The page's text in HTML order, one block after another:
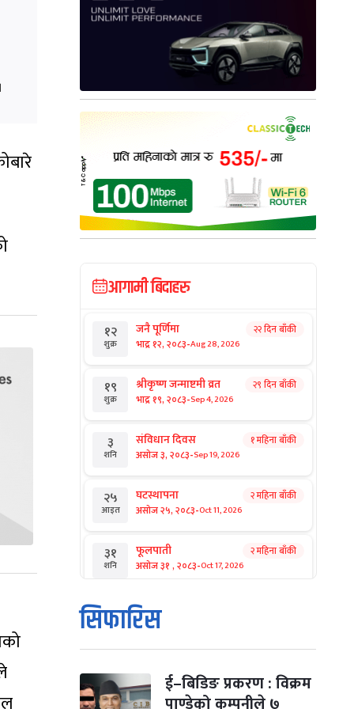
आगामी बिदाहरु
१२
शुक्र
जनै पूर्णिमा
भाद्र १२, २०८३-Aug 28, 2026
२२ दिन बाँकी
१९
शुक्र
श्रीकृष्ण जन्माष्टमी व्रत
भाद्र १९, २०८३-Sep 4, 2026
२९ दिन बाँकी
३
शनि
संविधान दिवस
असोज ३, २०८३-Sep 19, 2026
१ महिना बाँकी
२५
आइत
घटस्थापना
असोज २५, २०८३-Oct 11, 2026
२ महिना बाँकी
३१
शनि
फूलपाती
असोज ३१ , २०८३-Oct 17, 2026
२ महिना बाँकी
१
आइत
कार्तिक सङ्क्रान्ति
कार्तिक १, २०८३
मंगल कार्तिक ३, २०८३-Oct 20, 2026
सिफारिस
ई–बिडिङ प्रकरण : विक्रम